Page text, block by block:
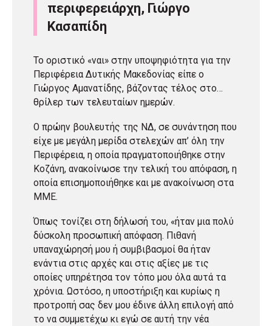
περιφερειάρχη, Γιώργο
Κασαπίδη
Το οριστικό «ναι» στην υποψηφιότητα για την
Περιφέρεια Δυτικής Μακεδονίας είπε ο
Γιώργος Αμανατίδης, βάζοντας τέλος στο…
θρίλερ των τελευταίων ημερών.
Ο πρώην βουλευτής της ΝΔ, σε συνάντηση που
είχε με μεγάλη μερίδα στελεχών απ’ όλη την
Περιφέρεια, η οποία πραγματοποιήθηκε στην
Κοζάνη, ανακοίνωσε την τελική του απόφαση, η
οποία επισημοποιήθηκε και με ανακοίνωση στα
ΜΜΕ.
Όπως τονίζει στη δήλωσή του, «ήταν μια πολύ
δύσκολη προσωπική απόφαση. Πιθανή
υπαναχώρησή μου ή συμβιβασμοί θα ήταν
ενάντια στις αρχές και στις αξίες με τις
οποίες υπηρέτησα τον τόπο μου όλα αυτά τα
χρόνια. Ωστόσο, η υποστήριξη και κυρίως η
προτροπή σας δεν μου έδινε άλλη επιλογή από
το να συμμετέχω κι εγώ σε αυτή την νέα